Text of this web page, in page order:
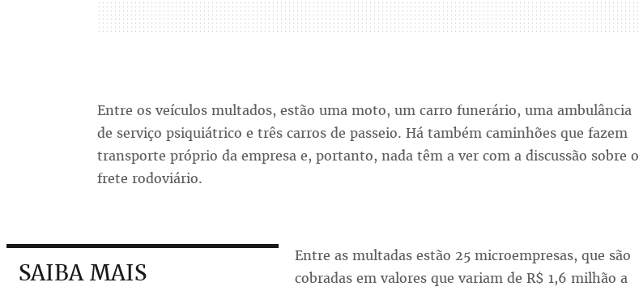
Entre os veículos multados, estão uma moto, um carro funerário, uma ambulância
de serviço psiquiátrico e três carros de passeio. Há também caminhões que fazem
transporte próprio da empresa e, portanto, nada têm a ver com a discussão sobre o
frete rodoviário.
SAIBA MAIS
Entre as multadas estão 25 microempresas, que são
cobradas em valores que variam de R$ 1,6 milhão a